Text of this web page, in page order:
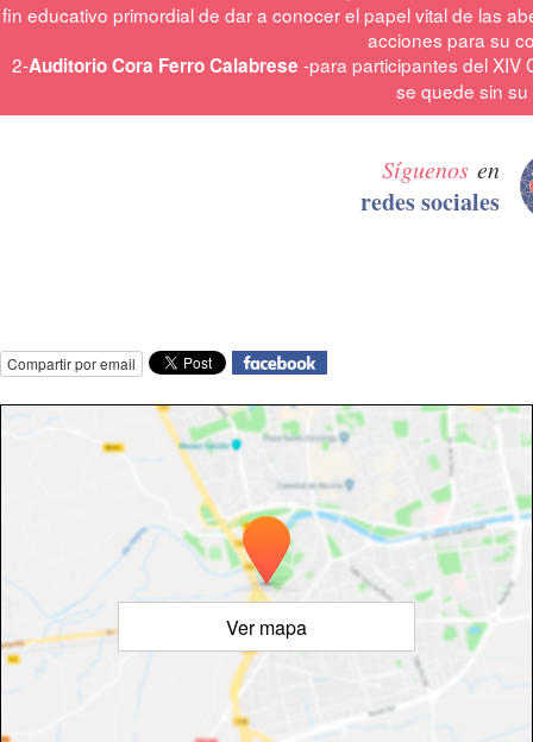
fin educativo primordial de dar a conocer el papel vital de las
acciones para su
2-Auditorio Cora Ferro Calabrese -para participantes del XIV
se quede sin
Síguenos en
redes sociales
Compartir por email
Ver mapa